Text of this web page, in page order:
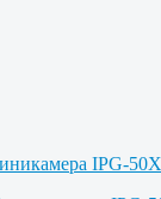
IPG-